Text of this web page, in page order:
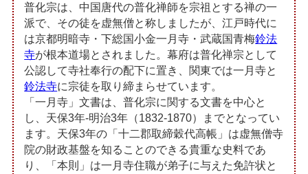
普化宗は、中国唐代の普化禅師を宗祖とする禅の一
派で、その徒を虚無僧と称しましたが、江戸時代に
は京都明暗寺・下総国小金一月寺・武蔵国青梅鈴法
寺が根本道場とされました。幕府は普化禅宗として
公認して寺社奉行の配下に置き、関東では一月寺と
鈴法寺に宗徒を取り締まらせています。
「一月寺」文書は、普化宗に関する文書を中心と
し、天保3年-明治3年（1832-1870）までとなってい
ます。天保3年の「十二郡取締穀代高帳」は虚無僧寺
院の財政基盤を知ることのできる貴重な史料であ
り、「本則」は一月寺住職が弟子に与えた免許状と